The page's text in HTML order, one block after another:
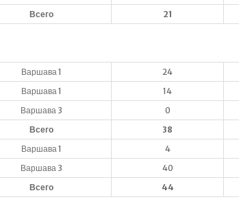
Всего 21
Варшава 1 24
Варшава 1 14
Варшава 3 0
Всего 38
Варшава 1 4
Варшава 3 40
Всего 44